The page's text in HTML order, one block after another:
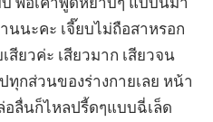
นะคะ เจี๊ยบไม่ถือสาหรอก
สียวค่ะ เสียวมาก เสียวจน
กส่วนของร่างกายเลย หน้า
ลื่นก็ไหลปรี้ดๆแบบฉี่เล็ด